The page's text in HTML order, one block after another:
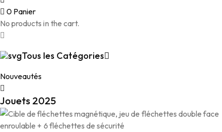
0 Panier
No products in the cart.
Tous les Catégories
Nouveautés
Jouets 2025